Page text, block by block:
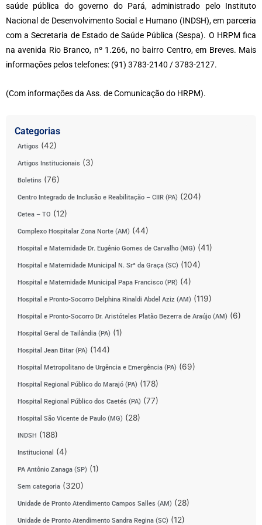
saúde pública do governo do Pará, administrado pelo Instituto
Nacional de Desenvolvimento Social e Humano (INDSH), em parceria
com a Secretaria de Estado de Saúde Pública (Sespa). O HRPM fica
na avenida Rio Branco, nº 1.266, no bairro Centro, em Breves. Mais
informações pelos telefones: (91) 3783-2140 / 3783-2127.
(Com informações da Ass. de Comunicação do HRPM).
Categorias
Artigos (42)
Artigos Institucionais (3)
Boletins (76)
Centro Integrado de Inclusão e Reabilitação – CIIR (PA) (204)
Cetea – TO (12)
Complexo Hospitalar Zona Norte (AM) (44)
Hospital e Maternidade Dr. Eugênio Gomes de Carvalho (MG) (41)
Hospital e Maternidade Municipal N. Srª da Graça (SC) (104)
Hospital e Maternidade Municipal Papa Francisco (PR) (4)
Hospital e Pronto-Socorro Delphina Rinaldi Abdel Aziz (AM) (119)
Hospital e Pronto-Socorro Dr. Aristóteles Platão Bezerra de Araújo (AM) (6)
Hospital Geral de Tailândia (PA) (1)
Hospital Jean Bitar (PA) (144)
Hospital Metropolitano de Urgência e Emergência (PA) (69)
Hospital Regional Público do Marajó (PA) (178)
Hospital Regional Público dos Caetés (PA) (77)
Hospital São Vicente de Paulo (MG) (28)
INDSH (188)
Institucional (4)
PA Antônio Zanaga (SP) (1)
Sem categoria (320)
Unidade de Pronto Atendimento Campos Salles (AM) (28)
Unidade de Pronto Atendimento Sandra Regina (SC) (12)